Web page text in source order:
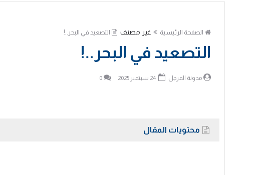
الصفحة الرئيسية غير مصنف التصعيد في البحر..!
التصعيد في البحر..!
مدونة المرجل 0
محتويات المقال